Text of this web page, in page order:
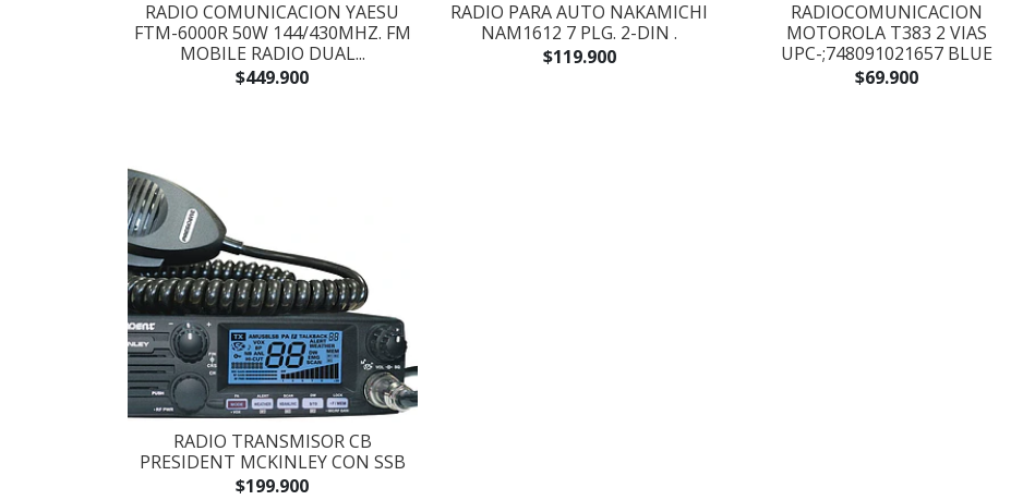
RADIO COMUNICACION YAESU
FTM-6000R 50W 144/430MHZ. FM
MOBILE RADIO DUAL...
$449.900
RADIO PARA AUTO NAKAMICHI
NAM1612 7 PLG. 2-DIN .
$119.900
RADIOCOMUNICACION
MOTOROLA T383 2 VIAS
UPC-;748091021657 BLUE
$69.900
RADIO TRANSMISOR CB
PRESIDENT MCKINLEY CON SSB
$199.900